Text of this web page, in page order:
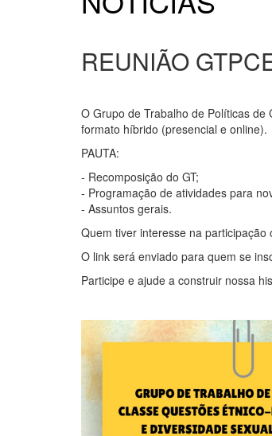
REUNIÃO
O Grupo de Trabalho de Políticas de
formato híbrido (presencial e online).
PAUTA:
- Recomposição do GT;
- Programação de atividades para
- Assuntos gerais.
Quem tiver interesse na
O link será enviado para quem se
Participe e ajude a construir nossa